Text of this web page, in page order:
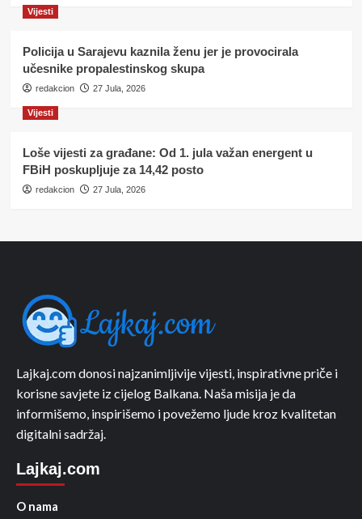
Vijesti
Policija u Sarajevu kaznila ženu jer je provocirala
učesnike propalestinskog skupa
redakcion 27 Jula, 2026
Vijesti
Loše vijesti za građane: Od 1. jula važan energent u
FBiH poskupljuje za 14,42 posto
redakcion 27 Jula, 2026
Lajkaj.com donosi najzanimljivije vijesti, inspirativne priče i
korisne savjete iz cijelog Balkana. Naša misija je da
informišemo, inspirišemo i povežemo ljude kroz kvalitetan
digitalni sadržaj.
Lajkaj.com
O nama